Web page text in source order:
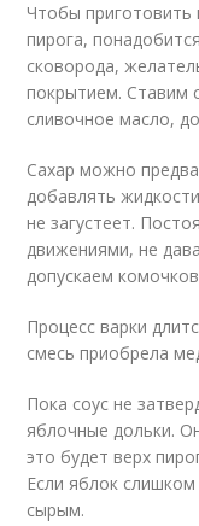
Чтобы приготовить
пирога,
сковорода,
покрытием. Ставим
сливочное масло,
Сахар можно
добавлять
не загустеет.
движениями, не
допускаем
Процесс варки
смесь приобрела
Пока соус не
яблочные дольки.
это будет верх
Если яблок
сырым.